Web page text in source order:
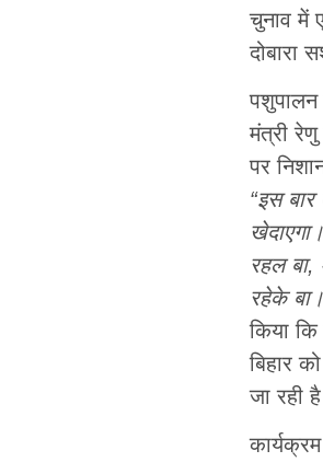
चुनाव में
दोबारा
पशुपालन
मंत्री रेणु
पर
“इस बार
रहल
रहेके
किया
बिहार
जा रही